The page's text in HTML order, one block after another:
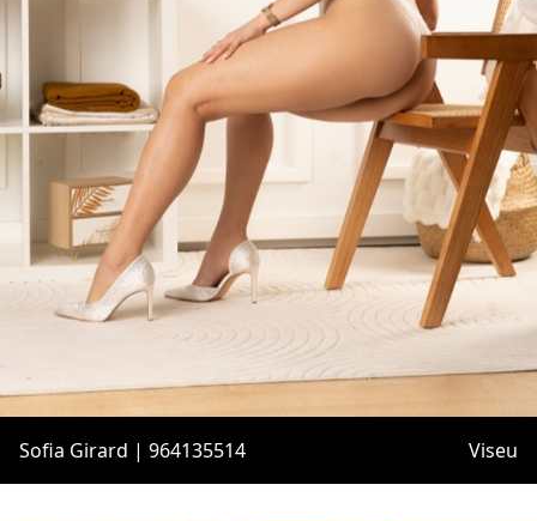
Sofia Girard | 964135514 Viseu